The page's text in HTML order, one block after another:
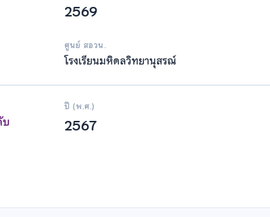
2569
ศูนย์ สอวน.
โรงเรียนมหิดลวิทยานุสรณ์
บ
ปี (พ.ศ.)
2567